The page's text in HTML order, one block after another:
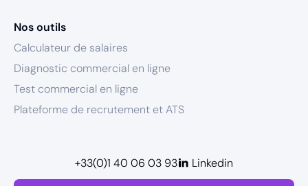
Nos outils
Calculateur de salaires
Diagnostic commercial en ligne
Test commercial en ligne
Plateforme de recrutement et ATS
+33(0)1 40 06 03 93 Linkedin